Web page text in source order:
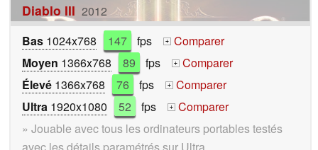
Diablo III 2012
Bas 1024x768 147 fps +
Comparer
Moyen 1366x768 89 fps +
Comparer
Élevé 1366x768 76 fps +
Comparer
Ultra 1920x1080 52 fps +
Comparer
» Jouable avec tous les ordinateurs portables testés
avec les détails paramétrés sur Ultra.